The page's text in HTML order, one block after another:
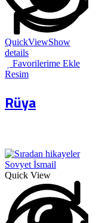
QuickViewShow
details
Favorilerime Ekle
Resim
Rüya
Quick View